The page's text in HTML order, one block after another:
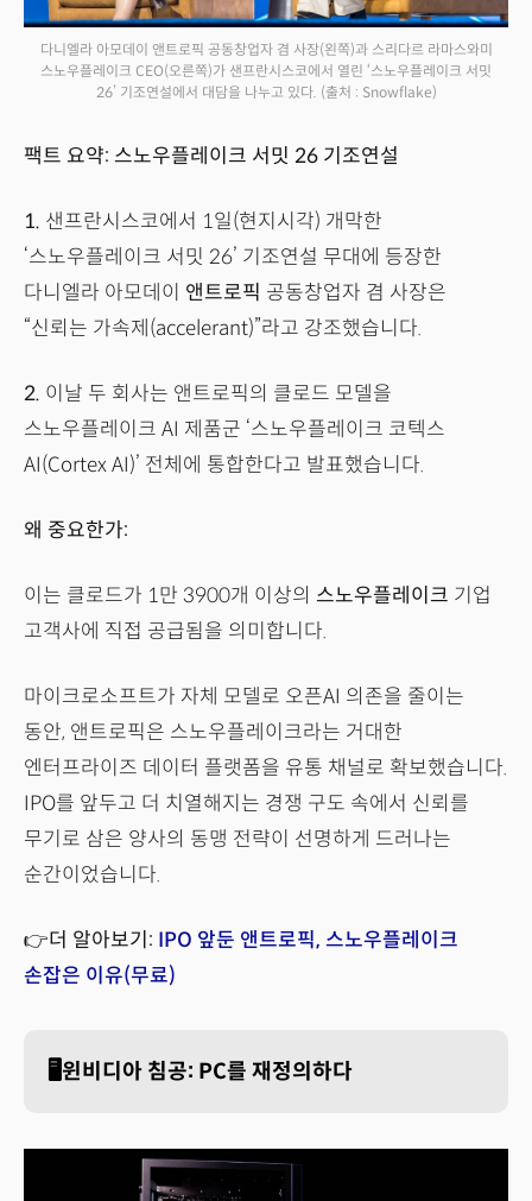
다니엘라 아모데이 앤트로픽 공동창업자 겸 사장(왼쪽)과 스리다르 라마스와미
스노우플레이크 CEO(오른쪽)가 샌프란시스코에서 열린 ‘스노우플레이크 서밋
26’ 기조연설에서 대담을 나누고 있다. (출처 : Snowflake)
팩트 요약: 스노우플레이크 서밋 26 기조연설
1. 샌프란시스코에서 1일(현지시각) 개막한
‘스노우플레이크 서밋 26’ 기조연설 무대에 등장한
다니엘라 아모데이 앤트로픽 공동창업자 겸 사장은
“신뢰는 가속제(accelerant)”라고 강조했습니다.
2. 이날 두 회사는 앤트로픽의 클로드 모델을
스노우플레이크 AI 제품군 ‘스노우플레이크 코텍스
AI(Cortex AI)’ 전체에 통합한다고 발표했습니다.
왜 중요한가:
이는 클로드가 1만 3900개 이상의 스노우플레이크 기업
고객사에 직접 공급됨을 의미합니다.
마이크로소프트가 자체 모델로 오픈AI 의존을 줄이는
동안, 앤트로픽은 스노우플레이크라는 거대한
엔터프라이즈 데이터 플랫폼을 유통 채널로 확보했습니다.
IPO를 앞두고 더 치열해지는 경쟁 구도 속에서 신뢰를
무기로 삼은 양사의 동맹 전략이 선명하게 드러나는
순간이었습니다.
👉더 알아보기: IPO 앞둔 앤트로픽, 스노우플레이크
손잡은 이유(무료)
🖥️윈비디아 침공: PC를 재정의하다